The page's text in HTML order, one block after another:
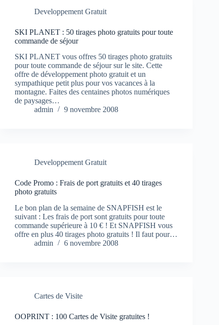
Developpement Gratuit
SKI PLANET : 50 tirages photo gratuits pour toute
commande de séjour
SKI PLANET vous offres 50 tirages photo gratuits
pour toute commande de séjour sur le site. Cette
offre de développement photo gratuit et un
sympathique petit plus pour vos vacances à la
montagne. Faites des centaines photos numériques
de paysages…
admin
9 novembre 2008
Developpement Gratuit
Code Promo : Frais de port gratuits et 40 tirages
photo gratuits
Le bon plan de la semaine de SNAPFISH est le
suivant : Les frais de port sont gratuits pour toute
commande supérieure à 10 € ! Et SNAPFISH vous
offre en plus 40 tirages photo gratuits ! Il faut pour…
admin
6 novembre 2008
Cartes de Visite
OOPRINT : 100 Cartes de Visite gratuites !